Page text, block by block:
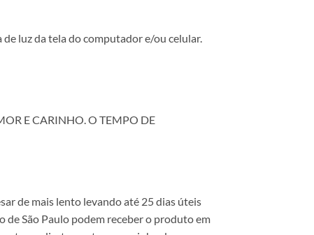
luz da tela do computador e/ou celular.
E CARINHO. O TEMPO DE
de mais lento levando até 25 dias úteis
de São Paulo podem receber o produto em